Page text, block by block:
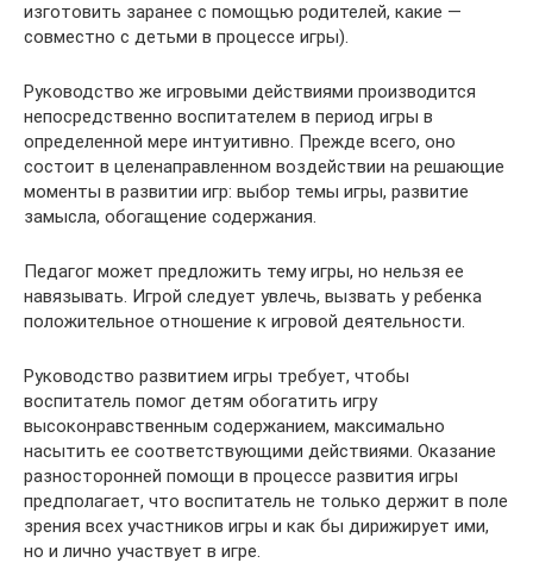
изготовить заранее с помощью родителей, какие —
совместно с детьми в процессе игры).
Руководство же игровыми действиями производится
непосредственно воспитателем в период игры в
определенной мере интуитивно. Прежде всего, оно
состоит в целенаправленном воздействии на решающие
моменты в развитии игр: выбор темы игры, развитие
замысла, обогащение содержания.
Педагог может предложить тему игры, но нельзя ее
навязывать. Игрой следует увлечь, вызвать у ребенка
положительное отношение к игровой деятельности.
Руководство развитием игры требует, чтобы
воспитатель помог детям обогатить игру
высоконравственным содержанием, максимально
насытить ее соответствующими действиями. Оказание
разносторонней помощи в процессе развития игры
предполагает, что воспитатель не только держит в поле
зрения всех участников игры и как бы дирижирует ими,
но и лично участвует в игре.